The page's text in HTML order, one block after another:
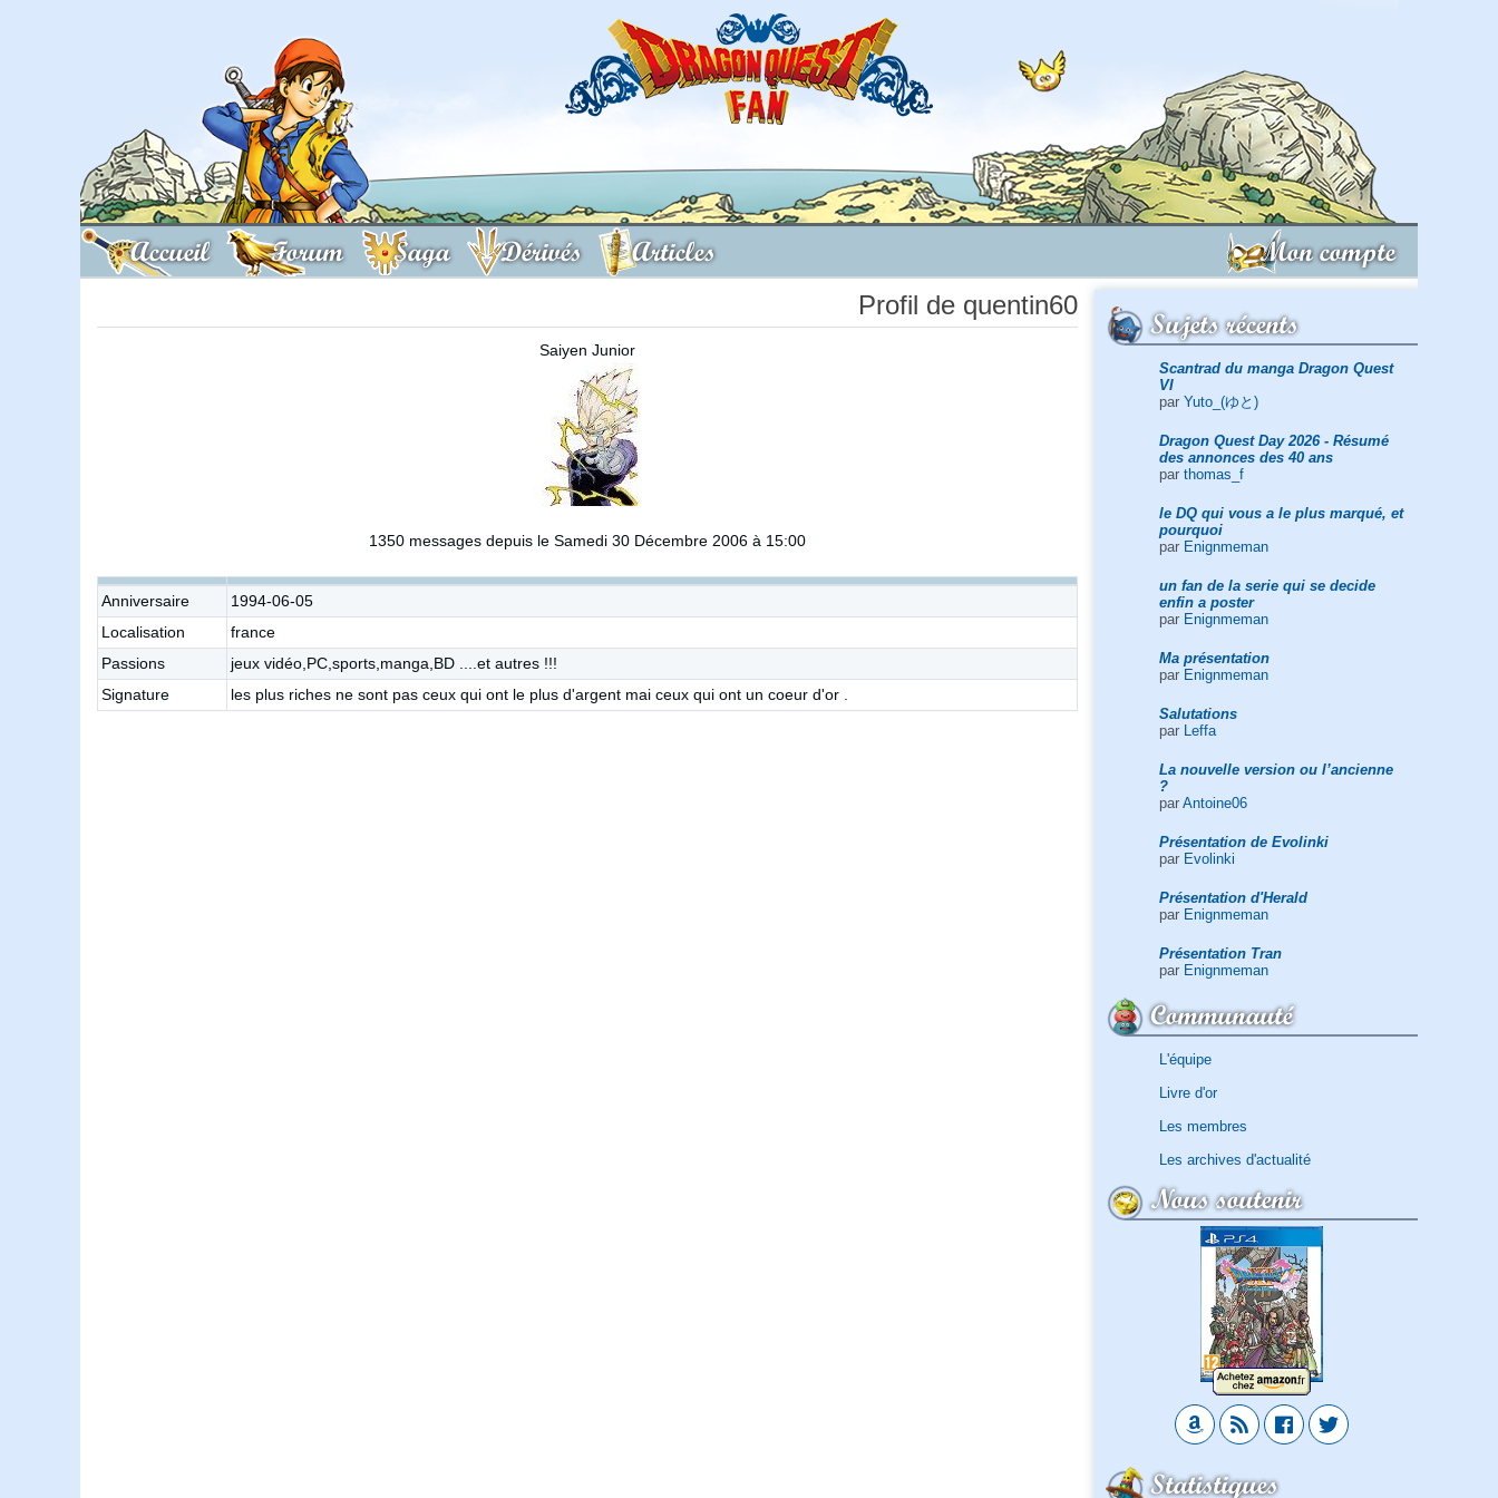
Accueil Forum Saga Dérivés Articles Mon compte
Sujets récents
Scantrad du manga Dragon Quest
VI
par Yuto_(ゆと)
Dragon Quest Day 2026 - Résumé
des annonces des 40 ans
par thomas_f
le DQ qui vous a le plus marqué, et
pourquoi
par Enignmeman
un fan de la serie qui se decide
enfin a poster
par Enignmeman
Ma présentation
par Enignmeman
Salutations
par
Leffa
La nouvelle version ou l’ancienne
?
par Antoine06
Présentation de Evolinki
par Evolinki
Présentation d'Herald
par Enignmeman
Présentation Tran
par Enignmeman
Communauté
L'équipe
Livre d'or
Les membres
Les archives d'actualité
Nous soutenir
Statistiques
Profil de quentin60
Saiyen Junior
1350 messages depuis le Samedi 30 Décembre 2006 à 15:00
Anniversaire
1994-06-05
Localisation
france
Passions
jeux vidéo,PC,sports,manga,BD ....et autres !!!
Signature
les plus riches ne sont pas ceux qui ont le plus d'argent mai ceux qui ont un coeur d'or .